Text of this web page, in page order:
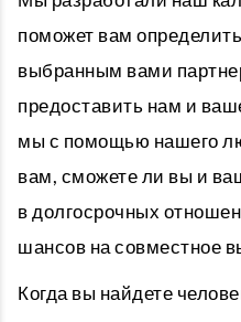
поможет вам
выбранным вами
предоставить нам и
мы с помощью нашего
вам, сможете ли вы и
в долгосрочных
шансов на совместное
Когда вы найдете